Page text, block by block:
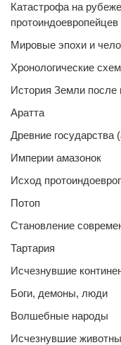
Катастрофа на
протоиндоевропейцев
Мировые эпохи и
Хронологические
История Земли после
Аратта
Древние государства
Империи амазонок
Исход
Потоп
Становление
Тартария
Исчезнувшие
Боги, демоны, люди
Волшебные народы
Исчезнувшие